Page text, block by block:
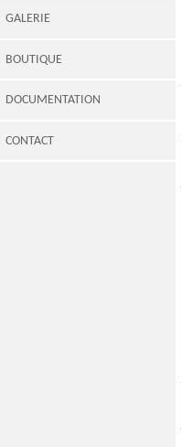
GALERIE
BOUTIQUE
DOCUMENTATION
CONTACT